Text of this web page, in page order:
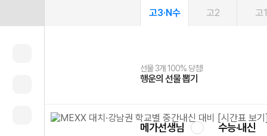
고3·N수 고2 고1
선물 3개 100% 당첨!
행운의 선물 뽑기
선물 100% 증정!
메가스터디 X 올리브
여름방학 스터디 캐시백
메가런 썸머스쿨
2027 러셀 단과
강사 공개선발
스마트러닝앱
설문 EVENT
메가패스
3일 무료 체험권
메가패스 수강생 무료혜택!
메가클럽 멤버십
사회공헌 캠페인
희망이룸 메가나눔
메가선생님 수능·내신